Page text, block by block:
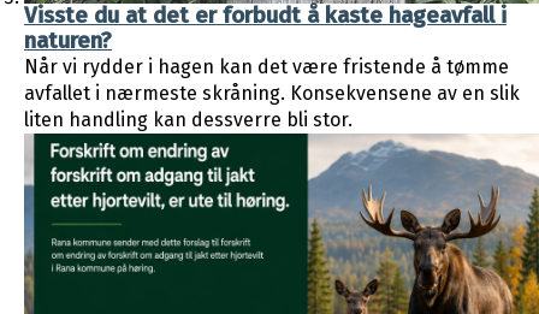
Visste du at det er forbudt å kaste hageavfall i
naturen?
Når vi rydder i hagen kan det være fristende å tømme
avfallet i nærmeste skråning. Konsekvensene av en slik
liten handling kan dessverre bli stor.